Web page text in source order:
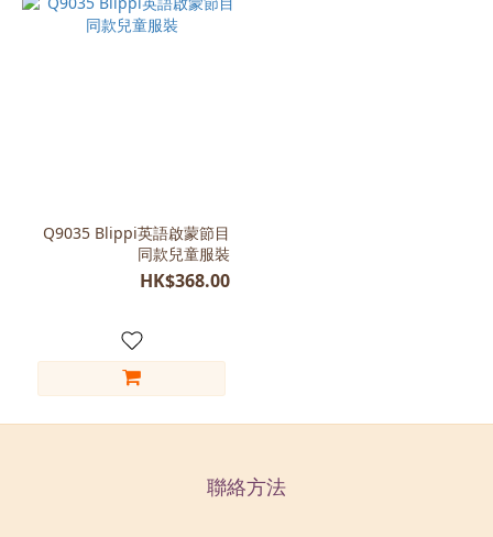
Q9035 Blippi英語啟蒙節目
同款兒童服裝
HK$368.00
聯絡方法